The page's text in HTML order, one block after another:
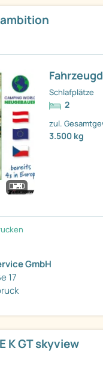
ambition
Schlafplätze
2
zul.
3.500 kg
GmbH
17
K GT skyview